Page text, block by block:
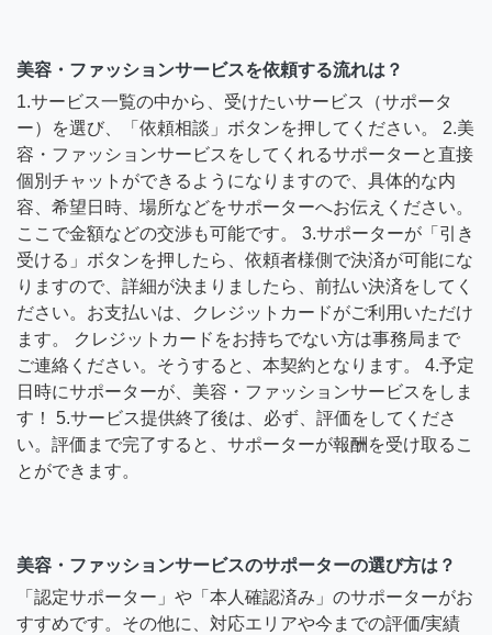
美容・ファッションサービスを依頼する流れは？
1.サービス一覧の中から、受けたいサービス（サポータ
ー）を選び、「依頼相談」ボタンを押してください。 2.美
容・ファッションサービスをしてくれるサポーターと直接
個別チャットができるようになりますので、具体的な内
容、希望日時、場所などをサポーターへお伝えください。
ここで金額などの交渉も可能です。 3.サポーターが「引き
受ける」ボタンを押したら、依頼者様側で決済が可能にな
りますので、詳細が決まりましたら、前払い決済をしてく
ださい。お支払いは、クレジットカードがご利用いただけ
ます。 クレジットカードをお持ちでない方は事務局まで
ご連絡ください。そうすると、本契約となります。 4.予定
日時にサポーターが、美容・ファッションサービスをしま
す！ 5.サービス提供終了後は、必ず、評価をしてくださ
い。評価まで完了すると、サポーターが報酬を受け取るこ
とができます。
美容・ファッションサービスのサポーターの選び方は？
「認定サポーター」や「本人確認済み」のサポーターがお
すすめです。その他に、対応エリアや今までの評価/実績